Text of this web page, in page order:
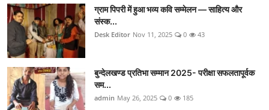
ग्राम पिपरी में हुआ भव्य कवि सम्मेलन — साहित्य और
संस्क...
Desk Editor Nov 11, 2025 0 43
बुन्देलखण्ड प्रतिभा सम्मान 2025- परीक्षा सफलतापूर्वक
सम...
admin May 26, 2025 0 185